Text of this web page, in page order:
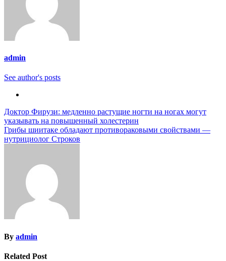
admin
See author's posts
Навигация
по
записям
Доктор Фирузи: медленно растущие ногти на ногах могут
указывать на повышенный холестерин
Грибы шиитаке обладают противораковыми свойствами —
нутрициолог Строков
By admin
Related Post